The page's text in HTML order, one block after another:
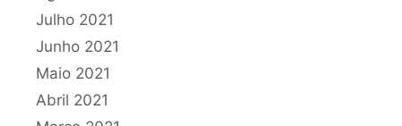
Julho 2021
Junho 2021
Maio 2021
Abril 2021